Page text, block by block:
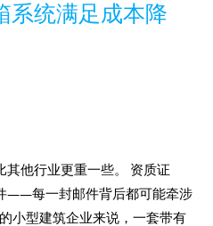
系统满足成本降
其他行业更重一些。 资质证
——每一封邮件背后都可能牵涉
小型建筑企业来说，一套带有